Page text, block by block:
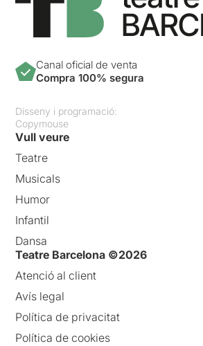
Canal oficial de venta
Compra 100% segura
Disseny i programació:
Copymouse
Vull veure
Teatre
Musicals
Humor
Infantil
Dansa
Teatre Barcelona ©2026
Atenció al client
Avís legal
Política de privacitat
Política de cookies